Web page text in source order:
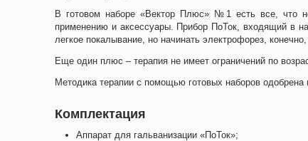
В готовом наборе «Вектор Плюс» №1 есть все, что
применению и аксессуары. Прибор ПоТок, входящий в
легкое покалывание, но начинать электрофорез,
Еще один плюс – терапия не имеет ограничений по
Методика терапии с помощью готовых наборов
Комплектация
Аппарат для гальванизации «ПоТок»;